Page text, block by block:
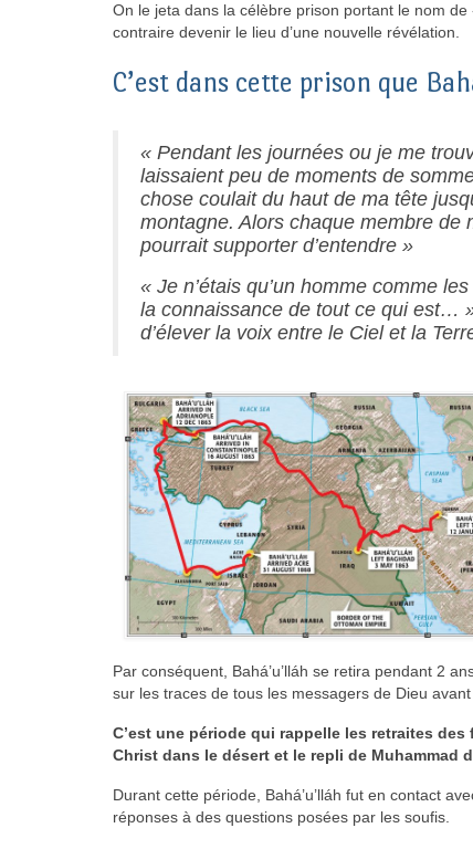
On le jeta dans la célèbre prison portant le nom de
contraire devenir le lieu d’une nouvelle révélation.
C’est dans cette prison que
« Pendant les journées ou je me
laissaient peu de moments de
chose coulait du haut de ma tête
montagne. Alors chaque membre de
pourrait supporter d’entendre »
« Je n’étais qu’un homme comme
la connaissance de tout ce qui est…
d’élever la voix entre le Ciel et la
Par conséquent, Bahá’u’lláh se retira pendant 2
sur les traces de tous les messagers de Dieu avant
C’est une période qui rappelle les retraites
Christ dans le désert et le repli de Muhammad
Durant cette période, Bahá’u’lláh fut en contact
réponses à des questions posées par les soufis.